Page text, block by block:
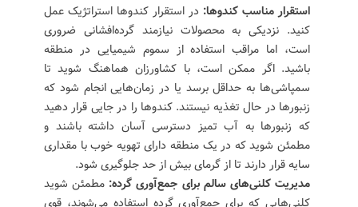
استقرار مناسب کندوها: در استقرار کندوها استراتژیک عمل
کنید. نزدیکی به محصولات نیازمند گرده‌افشانی ضروری
است، اما مراقب استفاده از سموم شیمیایی در منطقه
باشید. اگر ممکن است، با کشاورزان هماهنگ شوید تا
سمپاشی‌ها به حداقل برسد یا در زمان‌هایی انجام شود که
زنبورها در حال تغذیه نیستند. کندوها را در جایی قرار دهید
که زنبورها به آب تمیز دسترسی آسان داشته باشند و
مطمئن شوید که در یک منطقه دارای تهویه خوب با مقداری
سایه قرار دارند تا از گرمای بیش از حد جلوگیری شود.
مدیریت کلنی‌های سالم برای جمع‌آوری گرده: مطمئن شوید